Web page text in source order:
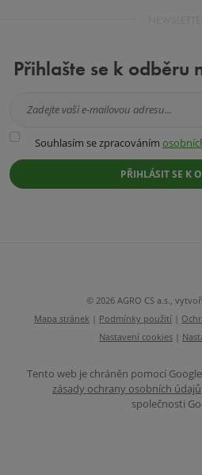
Přihlašte se k odběru
Souhlasím
zpracováním
osobních
Souhlasím se zpracováním
PŘIHLÁSIT SE K
© 2026 AGRO CS a.s.,
Mapa stránek | Podmínky použití |
Nastavení cookies |
Tento web je chráněn pomocí
zásady ochrany osobních údajů
společnosti